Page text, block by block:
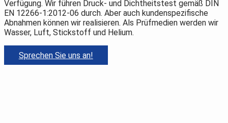
Verfügung. Wir führen Druck- und Dichtheitstest gemäß DIN
EN 12266-1:2012-06 durch. Aber auch kundenspezifische
Abnahmen können wir realisieren. Als Prüfmedien werden wir
Wasser, Luft, Stickstoff und Helium.
Sprechen Sie uns an!